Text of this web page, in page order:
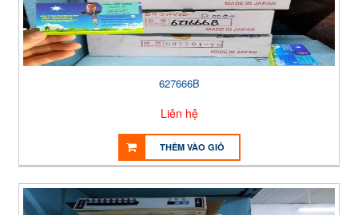
627666B
Liên hệ
THÊM VÀO GIỎ